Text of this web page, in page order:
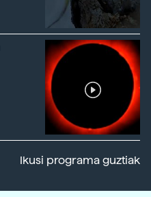
Ikusi programa guztiak